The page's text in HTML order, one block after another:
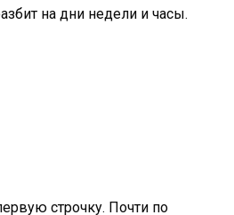
на дни недели и часы.
строчку. Почти по